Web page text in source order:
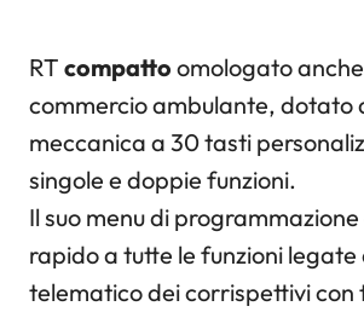
RT compatto omologato
commercio ambulante, dotato
meccanica a 30 tasti
singole e doppie funzioni.
Il suo menu di
rapido a tutte le funzioni legate
telematico dei corrispettivi